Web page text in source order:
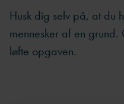
Husk dig selv på, at du
mennesker af en
løfte opgaven.